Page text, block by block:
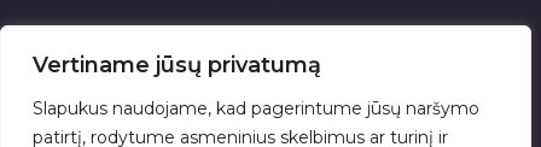
Vertiname jūsų privatumą
Slapukus naudojame, kad pagerintume jūsų naršymo
patirtį, rodytume asmeninius skelbimus ar turinį ir